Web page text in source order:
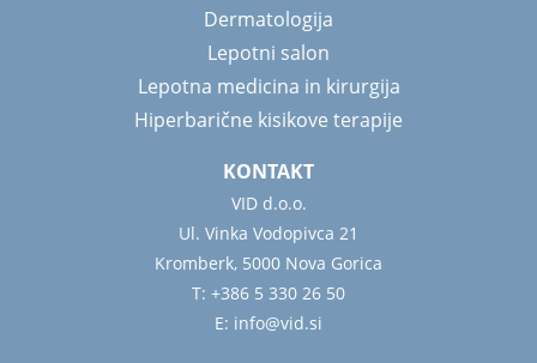
Dermatologija
Lepotni salon
Lepotna medicina in kirurgija
Hiperbarične kisikove terapije
KONTAKT
VID d.o.o.
Ul. Vinka Vodopivca 21
Kromberk, 5000 Nova Gorica
T: +386 5 330 26 50
E: info@vid.si